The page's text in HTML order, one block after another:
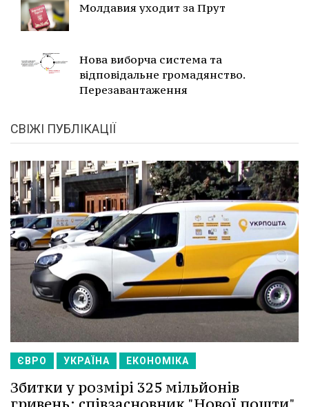
Молдавия уходит за Прут
Нова виборча система та
відповідальне громадянство.
Перезавантаження
СВІЖІ ПУБЛІКАЦІЇ
ЄВРО УКРАЇНА ЕКОНОМІКА
Збитки у розмірі 325 мільйонів